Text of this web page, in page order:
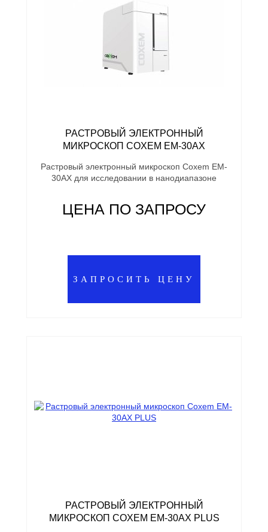
РАСТРОВЫЙ ЭЛЕКТРОННЫЙ
МИКРОСКОП COXEM EM-30AX
Растровый электронный микроскоп Coxem EM-
30AX для исследовании в нанодиапазоне
ЦЕНА ПО ЗАПРОСУ
ЗАПРОСИТЬ ЦЕНУ
РАСТРОВЫЙ ЭЛЕКТРОННЫЙ
МИКРОСКОП COXEM EM-30AX PLUS